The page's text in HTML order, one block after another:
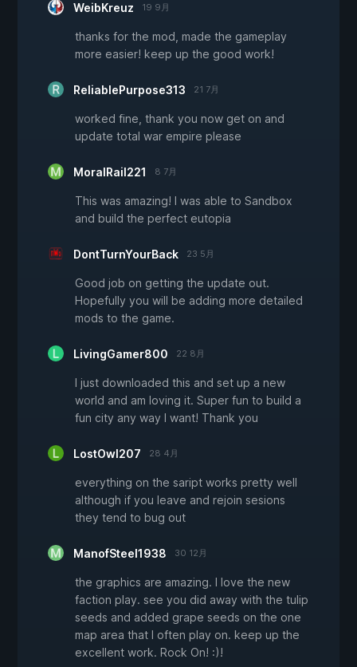
WeibKreuz 19 9月
thanks for the mod, made the gameplay
more easier! keep up the good work!
ReliablePurpose313 21 7月
worked fine, thank you now get on and
update total war empire please
MoralRail221 8 7月
This was amazing! I was able to Sandbox
and build the perfect eutopia
DontTurnYourBack 23 5月
Good job on getting the update out.
Hopefully you will be adding more detailed
mods to the game.
LivingGamer800 22 8月
I just downloaded this and set up a new
world and am loving it. Super fun to build a
fun city any way I want! Thank you
LostOwl207 28 4月
everything on the saript works pretty well
although if you leave and rejoin sesions
they tend to bug out
ManofSteel1938 30 12月
the graphics are amazing. I love the new
faction play. see you did away with the tulip
seeds and added grape seeds on the one
map area that I often play on. keep up the
excellent work. Rock On! :)!